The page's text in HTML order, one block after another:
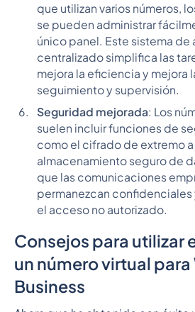
que utilizan varios números,
se pueden administrar
único panel. Este sistema de
centralizado simplifica las
mejora la eficiencia y mejora
seguimiento y supervisión.
Seguridad mejorada: Los
suelen incluir funciones de
como el cifrado de extremo
almacenamiento seguro de
que las comunicaciones
permanezcan
el acceso no autorizado.
Consejos para utilizar
un número virtual
Business